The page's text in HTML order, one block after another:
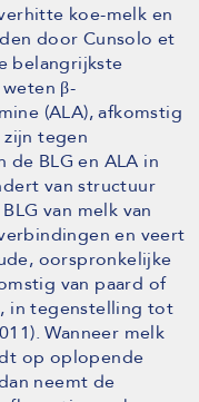
koe-melk en
door Cunsolo et
belangrijkste
β-
(ALA), afkomstig
tegen
BLG en ALA in
van structuur
van melk van
en veert
oorspronkelijke
van paard of
in tegenstelling tot
Wanneer melk
op oplopende
neemt de